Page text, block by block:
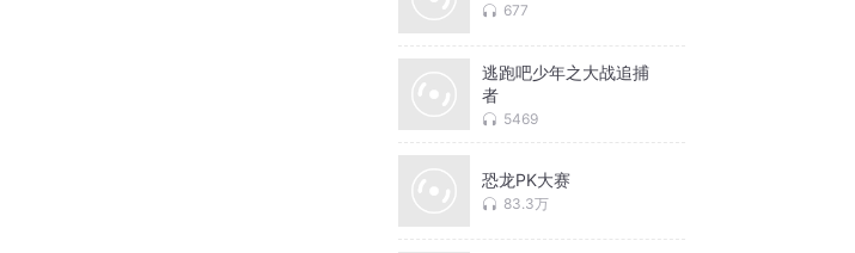
677
逃跑吧少年之大战追捕
者
5469
恐龙PK大赛
83.3万